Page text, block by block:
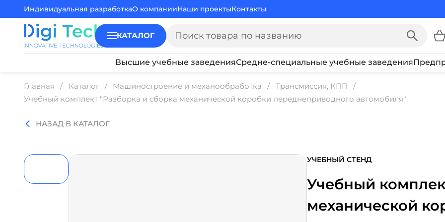
Индивидуальная разработкаО компанииНаши проектыКонтакты
КАТАЛОГ
Высшие учебные заведенияСредне-специальные учебные заведения
Главная Каталог Машиностроение и механообработка
Трансмиссия, КПП
Учебный комплект "Разборка и сборка механической коробки переднеприводного автомобиля"
НАЗАД В КАТАЛОГ
УЧЕБНЫЙ СТЕНД
Учебный
механической